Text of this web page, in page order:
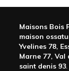
Maisons Bois
maison
Yvelines 78,
Marne 77, Val
saint denis 93